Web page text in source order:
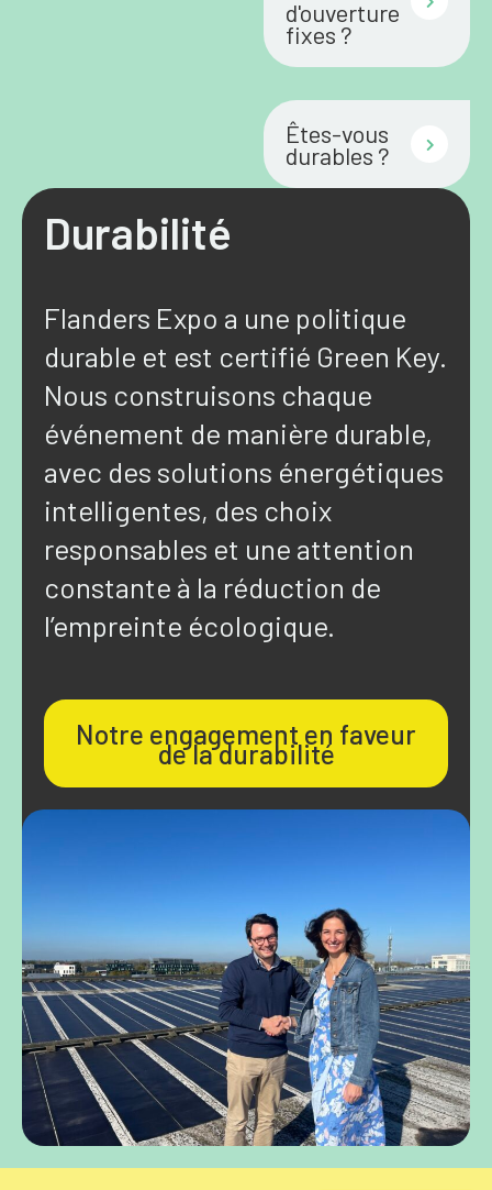
d'ouverture
fixes ?
Êtes-vous
durables ?
Durabilité
Flanders Expo a une politique
durable et est certifié Green Key.
Nous construisons chaque
événement de manière durable,
avec des solutions énergétiques
intelligentes, des choix
responsables et une attention
constante à la réduction de
l’empreinte écologique.
Notre engagement en faveur
de la durabilité